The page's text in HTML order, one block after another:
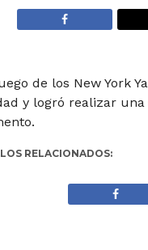
de los New York
y logró realizar
RELACIONADOS: